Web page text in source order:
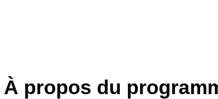
À propos du